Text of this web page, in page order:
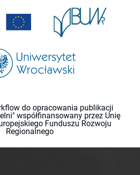
do opracowania publikacji
współfinansowany przez Unię
Funduszu Rozwoju
Regionalnego